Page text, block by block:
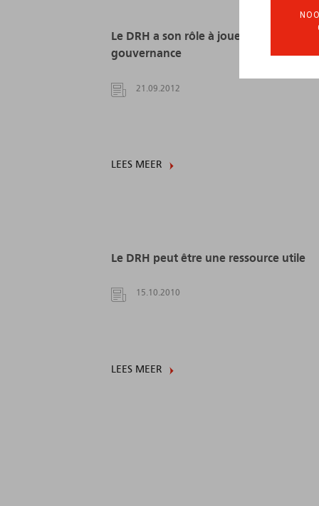
Le DRH a son rôle à jouer en matière de
gouvernance
21.09.2012
LEES MEER
Le DRH peut être une ressource utile
15.10.2010
LEES MEER